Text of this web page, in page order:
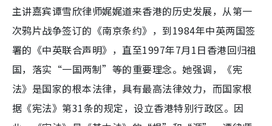
主讲嘉宾谭雪欣律师娓娓道来香港的历史发展，从第一
次鸦片战争签订的《南京条约》，到1984年中英两国签
署的《中英联合声明》，直至1997年7月1日香港回归祖
国，落实“一国两制”等的重要理念。她强调，《宪
法》是国家的根本法律，具有最高法律效力，而国家根
据《宪法》第31条的规定，设立香港特别行政区。因